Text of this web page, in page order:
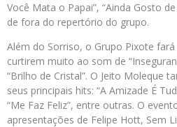
Você Mata o Papai”, “Ainda Gosto
de fora do repertório do grupo.
Além do Sorriso, o Grupo Pixote
curtirem muito ao som de
“Brilho de Cristal”. O Jeito Moleque
seus principais hits: “A Amizade É
“Me Faz Feliz”, entre outras. O
apresentações de Felipe Hott, Sem